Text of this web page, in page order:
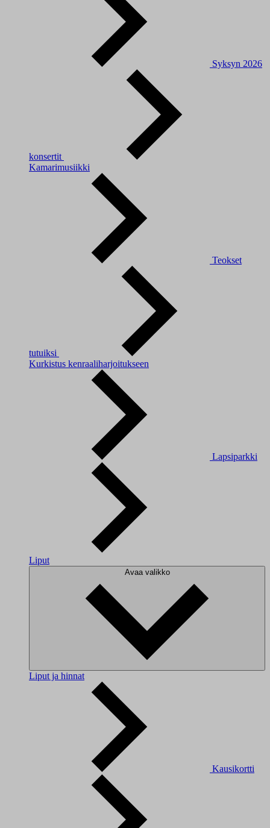
Syksyn 2026
konsertit
Kamarimusiikki
Teokset
tutuiksi
Kurkistus kenraaliharjoitukseen
Lapsiparkki
Liput
Avaa valikko
Liput ja hinnat
Kausikortti